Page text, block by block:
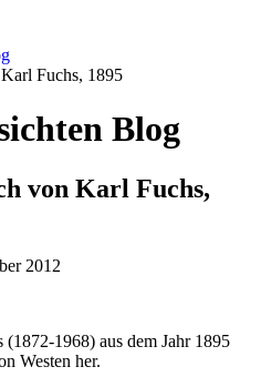
Fuchs, 1895
Blog
von Karl Fuchs,
2012
1968) aus dem Jahr 1895
Westen her.